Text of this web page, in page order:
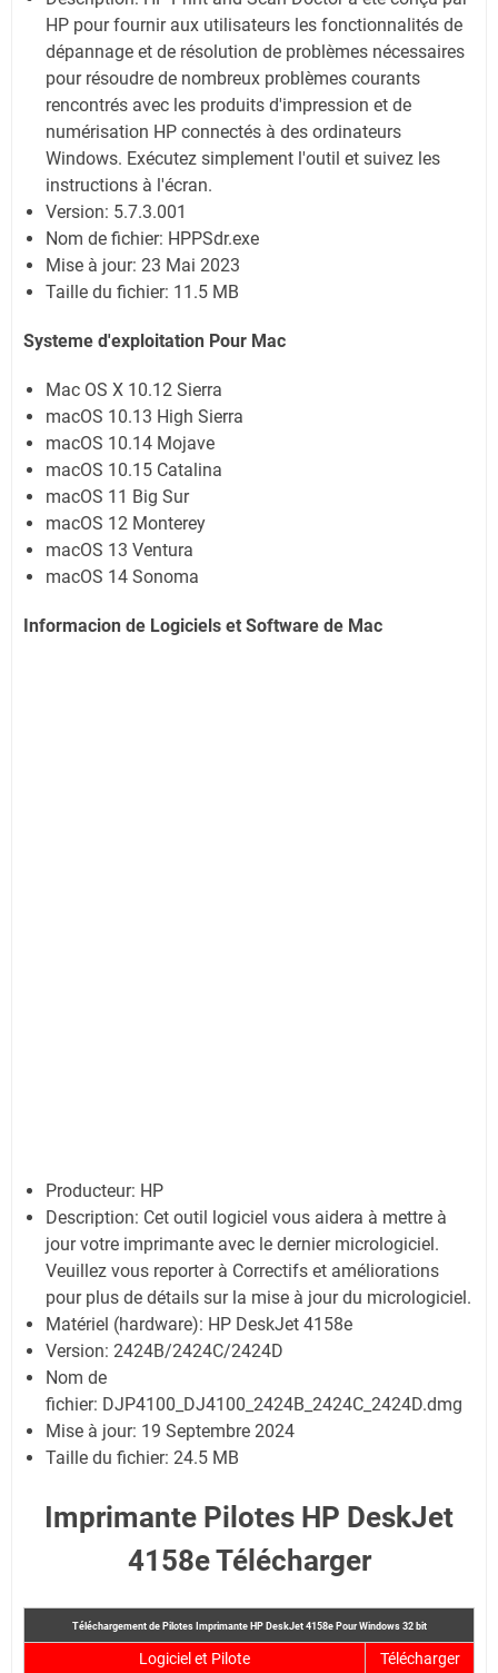
HP pour fournir aux utilisateurs les fonctionnalités de
dépannage et de résolution de problèmes nécessaires
pour résoudre de nombreux problèmes courants
rencontrés avec les produits d'impression et de
numérisation HP connectés à des ordinateurs
Windows. Exécutez simplement l'outil et suivez les
instructions à l'écran.
Version: 5.7.3.001
Nom de fichier: HPPSdr.exe
Mise à jour: 23 Mai 2023
Taille du fichier: 11.5 MB
Systeme d'exploitation Pour Mac
Mac OS X 10.12 Sierra
macOS 10.13 High Sierra
macOS 10.14 Mojave
macOS 10.15 Catalina
macOS 11 Big Sur
macOS 12 Monterey
macOS 13 Ventura
macOS 14 Sonoma
Informacion de Logiciels et Software de Mac
Producteur: HP
Description: Cet outil logiciel vous aidera à mettre à
jour votre imprimante avec le dernier micrologiciel.
Veuillez vous reporter à Correctifs et améliorations
pour plus de détails sur la mise à jour du micrologiciel.
Matériel (hardware): HP DeskJet 4158e
Version: 2424B/2424C/2424D
Nom de
fichier: DJP4100_DJ4100_2424B_2424C_2424D.dmg
Mise à jour: 19 Septembre 2024
Taille du fichier: 24.5 MB
Imprimante Pilotes HP DeskJet
4158e Télécharger
Téléchargement de Pilotes Imprimante HP DeskJet 4158e Pour Windows 32 bit
Logiciel et Pilote
Télécharger